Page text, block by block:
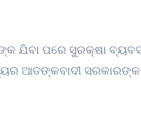
ଯିବା ପରେ ସୁରକ୍ଷା
ଆତଙ୍କବାଦୀ